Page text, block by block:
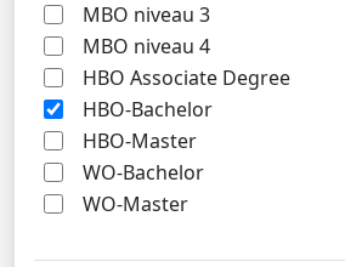
MBO niveau 3
MBO niveau 4
HBO Associate Degree
HBO-Bachelor
HBO-Master
WO-Bachelor
WO-Master